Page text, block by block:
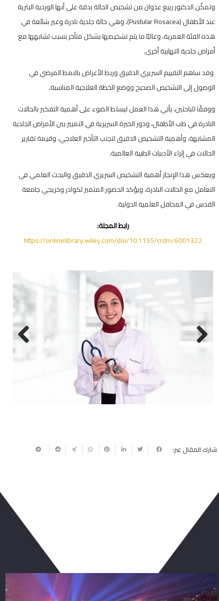
وتمكّن الدكتور ربيع عدوان من تشخيص الحالة بدقة على أنها الوردية البثرية
عند الأطفال (Pustular Rosacea)، وهي حالة جلدية نادرة وغير شائعة في
هذه الفئة العمرية، وغالبًا ما يتم تشخيصها بشكل متأخر بسبب تشابهها مع
أمراض جلدية التهابية أخرى.
وقد ساهم التقييم السريري الدقيق وربط الأعراض بالنمط المرضي في
الوصول إلى التشخيص الصحيح ووضع الخطة العلاجية المناسبة.
ووفقًا للباحثين، يأتي هذا العمل ليسلط الضوء على أهمية التفكير بالحالات
النادرة في طب الأطفال، ودور الخبرة السريرية في التمييز بين الأمراض الجلدية
المشابهة، وأهمية التشخيص الدقيق لتجنب التأخير العلاجي، وقيمة تقارير
الحالات في إثراء الأدبيات الطبية العالمية.
ويعكس هذا الإنجاز أهمية التشخيص السريري الدقيق والبحث العلمي في
التعامل مع الحالات النادرة، ويؤكد الحضور المتميز لكوادر وخريجي جامعة
القدس في المحافل العلمية الدولية.
رابط المجلة:
https://onlinelibrary.wiley.com/doi/10.1155/crdm/6001322
شارك المقال عبر: